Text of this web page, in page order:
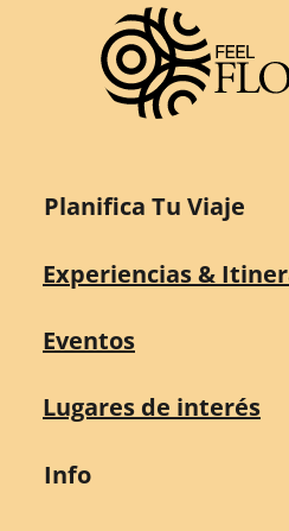
Planifica Tu Viaje
Experiencias &
Eventos
Lugares de interés
Info